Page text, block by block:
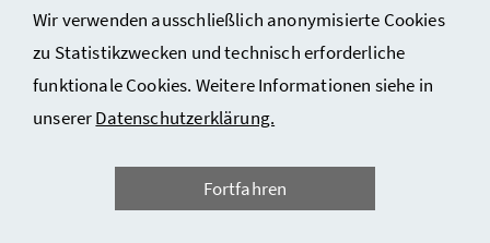
Wir verwenden ausschließlich anonymisierte Cookies
zu Statistikzwecken und technisch erforderliche
funktionale Cookies. Weitere Informationen siehe in
unsererDatenschutzerklärung.
Fortfahren
Mädchenberatungsstelle (10-25 Jahre)
Ort:
Sankt Johann in Tirol
Opfergruppen:Gewalt an Kindern, Gewalt an Jugendlichen, Gewalt